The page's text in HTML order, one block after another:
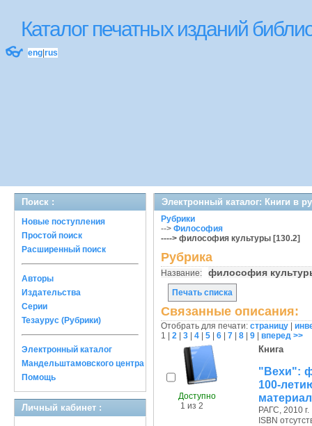
Каталог печатных изданий
👓 eng rus
Поиск :
Новые поступления
Простой поиск
Расширенный поиск
Авторы
Издательства
Серии
Тезаурус (Рубрики)
Электронный каталог
Мандельштамовского центра
Помощь
Личный кабинет :
Электронный каталог: Книги в
Рубрики
--> Философия
----> философия культуры [130.2]
Рубрика
Название: философия
Печать списка
Связанные описания:
Отобрать для печати: страницу
1
2 3 4 5 6 7 8 9 вперед >>
Доступно
1 из 2
Книга
"Вехи":
100-
РАГС, 2010 г.
ISBN